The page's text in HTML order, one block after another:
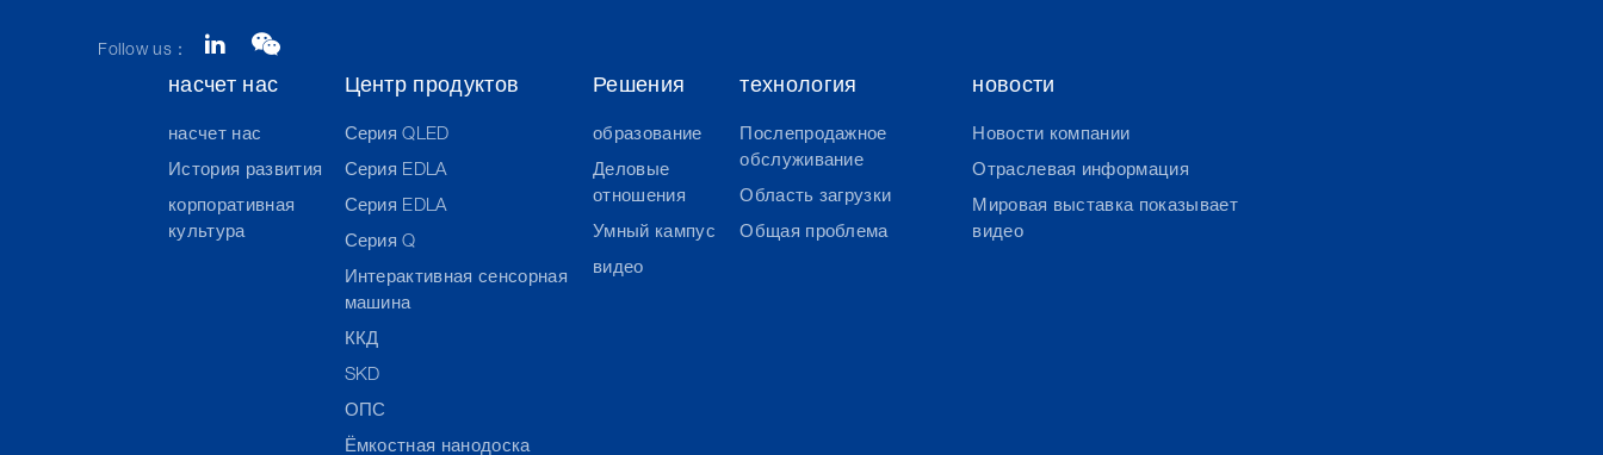
Follow us：
насчет нас
насчет нас
История развития
корпоративная
культура
Центр продуктов
Серия QLED
Серия EDLA
Серия EDLA
Серия Q
Интерактивная сенсорная
машина
ККД
SKD
ОПС
Ёмкостная нанодоска
Решения
образование
Деловые
отношения
Умный кампус
видео
технология
Послепродажное
обслуживание
Область загрузки
Общая проблема
новости
Новости компании
Отраслевая информация
Мировая выставка показывает
видео